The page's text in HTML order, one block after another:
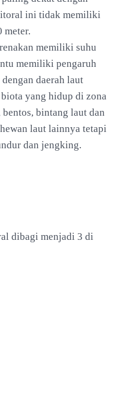
ini tidak memiliki
meter.
memiliki suhu
memiliki pengaruh
daerah laut
yang hidup di zona
bintang laut dan
laut lainnya tetapi
dan jengking.
dibagi menjadi 3 di